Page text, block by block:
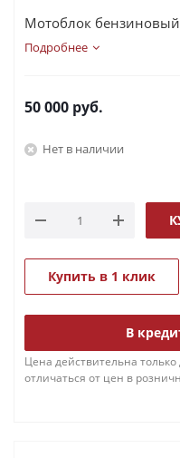
Мотоблок
Подробнее
50 000 руб.
Нет в наличии
Купить в 1 клик
В
Цена действительна
отличаться от цен в